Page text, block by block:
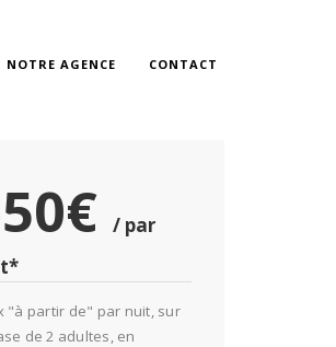
NOTRE AGENCE CONTACT
/ par
"à partir de" par nuit, sur
de 2 adultes, en